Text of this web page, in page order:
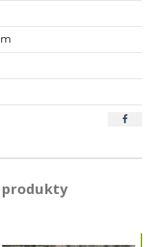
produkty